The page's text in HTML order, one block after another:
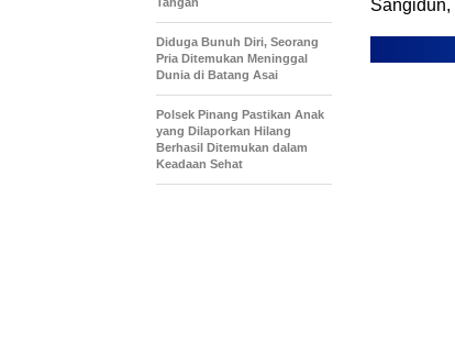
Sangidun,
Diduga Bunuh Diri, Seorang
Pria Ditemukan Meninggal
Dunia di Batang Asai
Polsek Pinang Pastikan Anak
yang Dilaporkan Hilang
Berhasil Ditemukan dalam
Keadaan Sehat